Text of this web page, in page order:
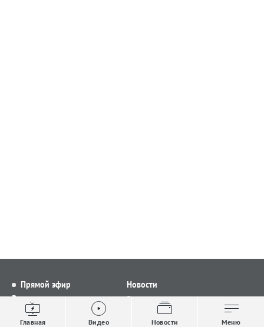
Прямой эфир
Видео
Выпуски новостей
Новости
Все новости
Общество
Главная Видео Новости Меню